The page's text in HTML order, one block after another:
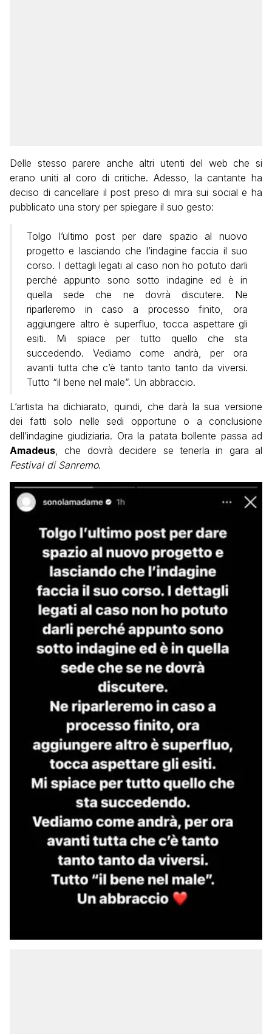
Delle stesso parere anche altri utenti del web che si
erano uniti al coro di critiche. Adesso, la cantante ha
deciso di cancellare il post preso di mira sui social e ha
pubblicato una story per spiegare il suo gesto:
Tolgo l’ultimo post per dare spazio al nuovo
progetto e lasciando che l’indagine faccia il suo
corso. I dettagli legati al caso non ho potuto darli
perché appunto sono sotto indagine ed è in
quella sede che ne dovrà discutere. Ne
riparleremo in caso a processo finito, ora
aggiungere altro è superfluo, tocca aspettare gli
esiti. Mi spiace per tutto quello che sta
succedendo. Vediamo come andrà, per ora
avanti tutta che c’è tanto tanto tanto da viversi.
Tutto “il bene nel male”. Un abbraccio.
L’artista ha dichiarato, quindi, che darà la sua versione
dei fatti solo nelle sedi opportune o a conclusione
dell’indagine giudiziaria. Ora la patata bollente passa ad
Amadeus, che dovrà decidere se tenerla in gara al
Festival di Sanremo.